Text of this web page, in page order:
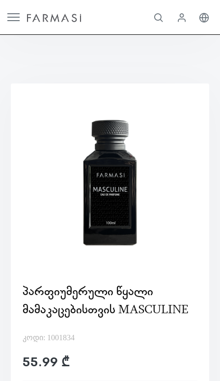
ᲞᲐᲠᲤᲘᲣᲛᲔᲠᲣᲚᲘ ᲬᲧᲐᲚᲘ
ᲛᲐᲛᲐᲙᲐᲪᲔᲑᲘᲡᲗᲕᲘᲡ MASCULINE
კოდი: 1001834
55.99 ₾